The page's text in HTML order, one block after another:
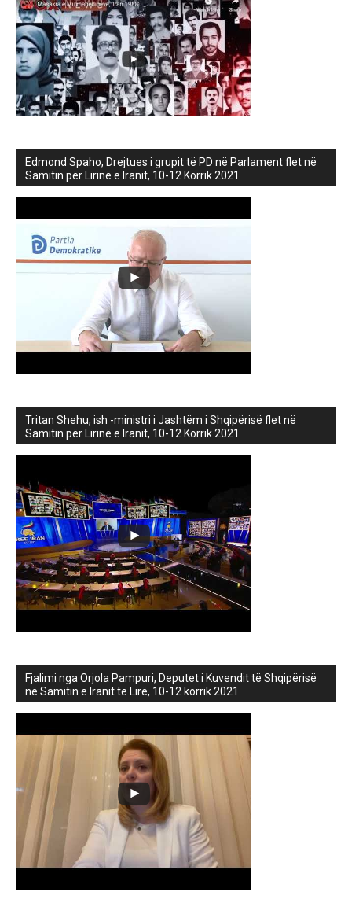
Edmond Spaho, Drejtues i grupit të PD në Parlament flet në
Samitin për Lirinë e Iranit, 10-12 Korrik 2021
Tritan Shehu, ish -ministri i Jashtëm i Shqipërisë flet në
Samitin për Lirinë e Iranit, 10-12 Korrik 2021
Fjalimi nga Orjola Pampuri, Deputet i Kuvendit të Shqipërisë
në Samitin e Iranit të Lirë, 10-12 korrik 2021